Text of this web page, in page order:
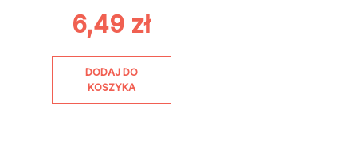
6,49 zł
DODAJ DO
KOSZYKA